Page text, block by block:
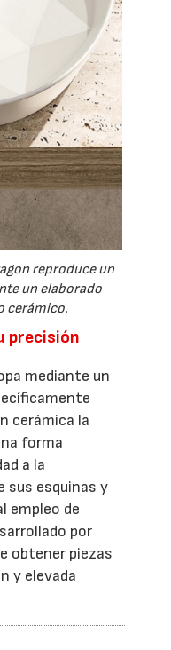
reproduce un
un elaborado
cerámico.
precisión
mediante un
cerámica la
forma
a la
sus esquinas y
empleo de
por
obtener piezas
y elevada